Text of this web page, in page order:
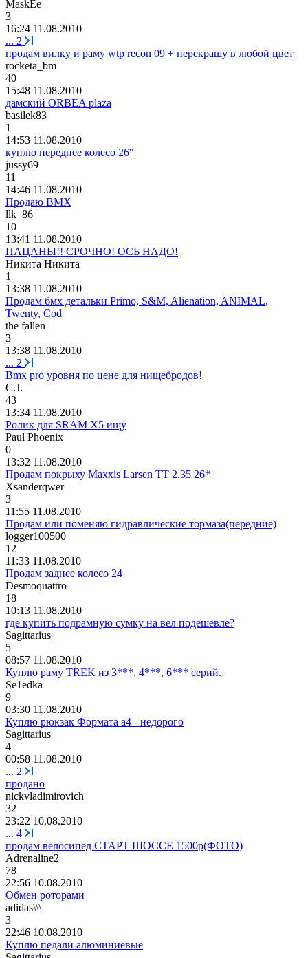
MaskEe
3
16:24 11.08.2010
... 2
продам вилку и раму wtp recon 09 + перекрашу в любой цвет
rocketa_bm
40
15:48 11.08.2010
дамский ORBEA plaza
basilek83
1
14:53 11.08.2010
куплю переднее колесо 26"
jussy69
11
14:46 11.08.2010
Продаю BMX
llk_86
10
13:41 11.08.2010
ПАЦАНЫ!! СРОЧНО! ОСЬ НАДО!
Никита Никита
1
13:38 11.08.2010
Продам бмх детальки Primo, S&M, Alienation, ANIMAL,
Twenty, Cod
the fallen
3
13:38 11.08.2010
... 2
Bmx pro уровня по цене для нищебродов!
C.J.
43
13:34 11.08.2010
Ролик для SRAM X5 ищу
Paul Phoenix
0
13:32 11.08.2010
Продам покрыху Maxxis Larsen TT 2.35 26*
Xsanderqwer
3
11:55 11.08.2010
Продам или поменяю гидравлические тормаза(передние)
logger100500
12
11:33 11.08.2010
Продам заднее колесо 24
Desmoquattro
18
10:13 11.08.2010
где купить подрамную сумку на вел подешевле?
Sagittarius_
5
08:57 11.08.2010
Куплю раму TREK из 3***, 4***, 6*** серий.
Se1edka
9
03:30 11.08.2010
Куплю рюкзак Формата а4 - недорого
Sagittarius_
4
00:58 11.08.2010
... 2
продано
nickvladimirovich
32
23:22 10.08.2010
... 4
продам велосипед СТАРТ ШОССЕ 1500р(ФОТО)
Adrenaline2
78
22:56 10.08.2010
Обмен роторами
adidas\\\
3
22:46 10.08.2010
Куплю педали алюминиевые